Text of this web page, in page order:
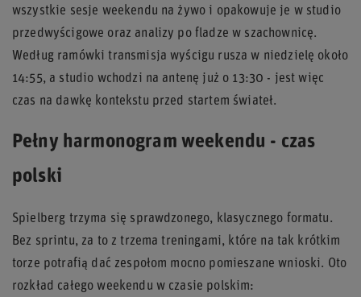
wszystkie sesje weekendu na żywo i opakowuje je w studio
przedwyścigowe oraz analizy po fladze w szachownicę.
Według ramówki transmisja wyścigu rusza w niedzielę około
14:55, a studio wchodzi na antenę już o 13:30 - jest więc
czas na dawkę kontekstu przed startem świateł.
Pełny harmonogram weekendu - czas
polski
Spielberg trzyma się sprawdzonego, klasycznego formatu.
Bez sprintu, za to z trzema treningami, które na tak krótkim
torze potrafią dać zespołom mocno pomieszane wnioski. Oto
rozkład całego weekendu w czasie polskim: